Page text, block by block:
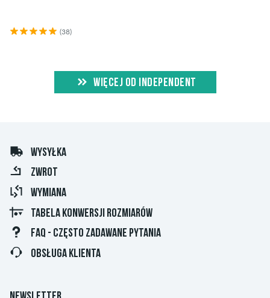
(38)
WIĘCEJ OD INDEPENDENT
WYSYŁKA
ZWROT
WYMIANA
TABELA KONWERSJI ROZMIARÓW
FAQ - CZĘSTO ZADAWANE PYTANIA
OBSŁUGA KLIENTA